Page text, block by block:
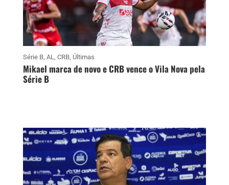
Série B, AL, CRB, Últimas
Mikael marca de novo e CRB vence o Vila Nova pela
Série B